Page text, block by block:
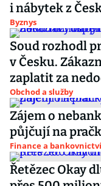
i nábytek z
Byznys
Soud rozhodl
v Česku.
zaplatit za
Obchod a služby
Zájem o
půjčují na
Finance a bankovnictví
Řetězec Okay